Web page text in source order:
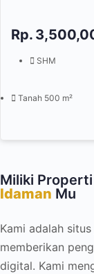
Rp.
SHM
Tanah 500 m²
Miliki Properti
Idaman Mu
Kami adalah
memberikan
digital. Kami